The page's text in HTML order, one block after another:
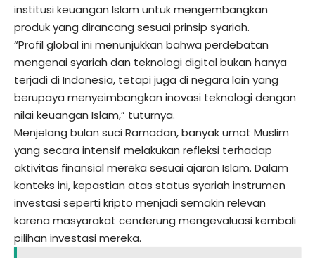
institusi keuangan Islam untuk mengembangkan
produk yang dirancang sesuai prinsip syariah.
“Profil global ini menunjukkan bahwa perdebatan
mengenai syariah dan teknologi digital bukan hanya
terjadi di Indonesia, tetapi juga di negara lain yang
berupaya menyeimbangkan inovasi teknologi dengan
nilai keuangan Islam,” tuturnya.
Menjelang bulan suci Ramadan, banyak umat Muslim
yang secara intensif melakukan refleksi terhadap
aktivitas finansial mereka sesuai ajaran Islam. Dalam
konteks ini, kepastian atas status syariah instrumen
investasi seperti kripto menjadi semakin relevan
karena masyarakat cenderung mengevaluasi kembali
pilihan investasi mereka.